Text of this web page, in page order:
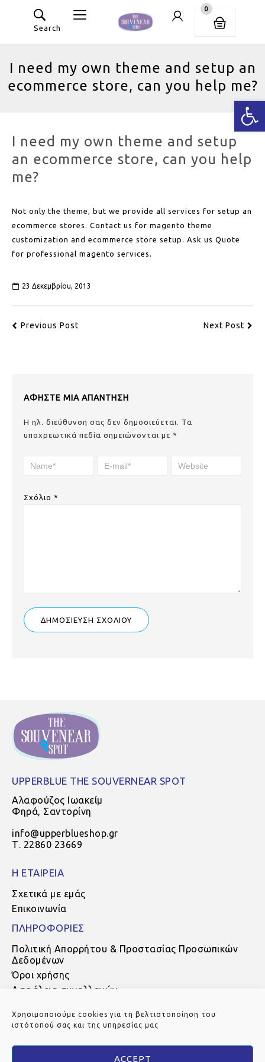
Χρησιμοποιούμε cookies για τη βελτιστοποίηση του
ιστότοπού σας και της υπηρεσίας μας
ACCEPT
Search
0
I need my own theme and setup an
ecommerce store, can you help me?
I need my own theme and setup
an ecommerce store, can you help
me?
Not only the theme, but we provide all services for setup an
ecommerce stores. Contact us for magento theme
customization and ecommerce store setup. Ask us Quote
for professional magento services.
23 Δεκεμβρίου, 2013
Previous Post Next Post
ΑΦΉΣΤΕ ΜΙΑ ΑΠΆΝΤΗΣΗ
Η ηλ. διεύθυνση σας δεν δημοσιεύεται. Τα
υποχρεωτικά πεδία σημειώνονται με *
Σχόλιο *
UPPERBLUE THE SOUVERNEAR SPOT
Αλαφούζος Ιωακείμ
Φηρά, Σαντορίνη
info@upperblueshop.gr
Τ. 22860 23669
Η ΕΤΑΙΡΕΙΑ
Σχετικά με εμάς
Επικοινωνία
ΠΛΗΡΟΦΟΡΙΕΣ
Πολιτική Απορρήτου & Προστασίας Προσωπικών
Δεδομένων
Όροι χρήσης
Ασφάλεια συναλλαγών
Τρόποι αποστολής